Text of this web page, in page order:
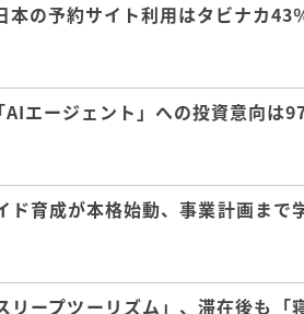
本の予約サイト利用はタビナカ
AIエージェント」への投資意向
ド育成が本格始動、事業計画ま
リープツーリズム」、滞在後も